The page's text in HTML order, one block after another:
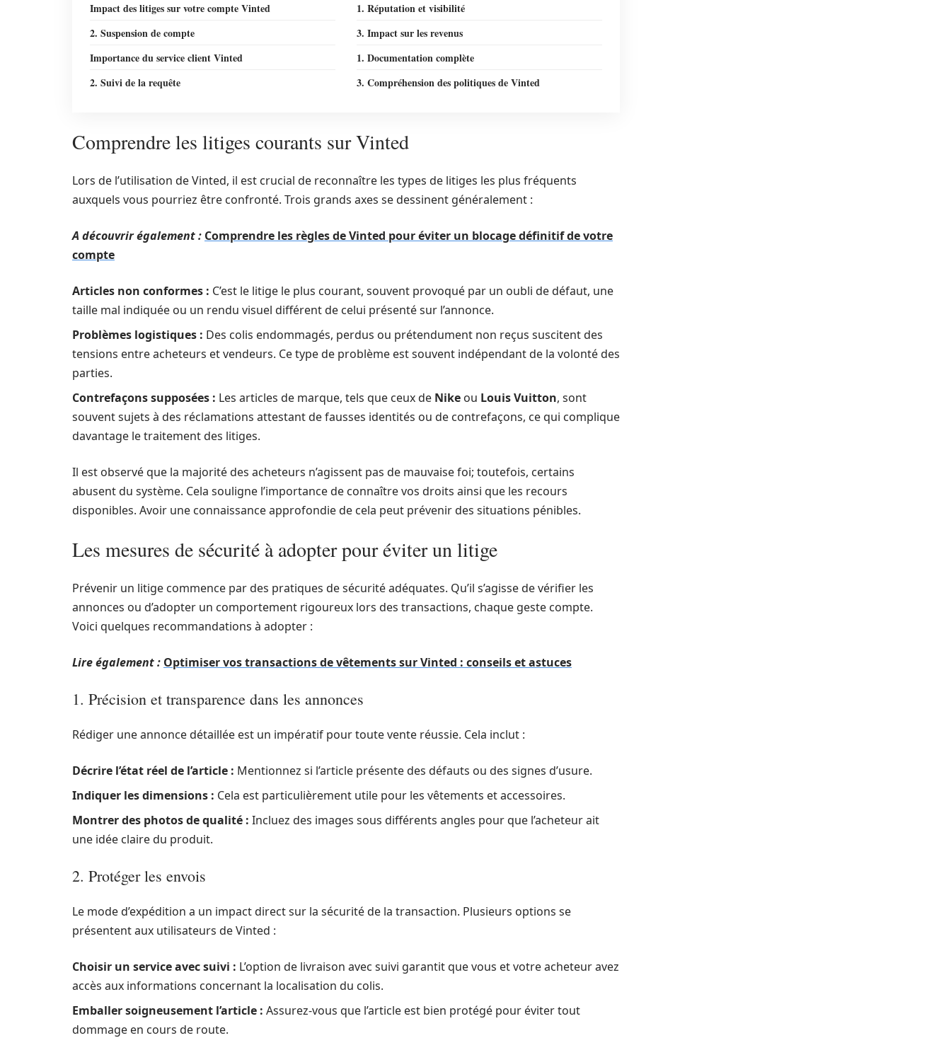
Impact des litiges sur votre compte Vinted
1. Réputation et visibilité
2. Suspension de compte
3. Impact sur les revenus
Importance du service client Vinted
1. Documentation complète
2. Suivi de la requête
3. Compréhension des politiques de Vinted
Comprendre les litiges courants sur Vinted
Lors de l’utilisation de Vinted, il est crucial de reconnaître les types de litiges les plus fréquents
auxquels vous pourriez être confronté. Trois grands axes se dessinent généralement :
A découvrir également : Comprendre les règles de Vinted pour éviter un blocage définitif de votre
compte
Articles non conformes : C’est le litige le plus courant, souvent provoqué par un oubli de défaut, une
taille mal indiquée ou un rendu visuel différent de celui présenté sur l’annonce.
Problèmes logistiques : Des colis endommagés, perdus ou prétendument non reçus suscitent des
tensions entre acheteurs et vendeurs. Ce type de problème est souvent indépendant de la volonté des
parties.
Contrefaçons supposées : Les articles de marque, tels que ceux de Nike ou Louis Vuitton, sont
souvent sujets à des réclamations attestant de fausses identités ou de contrefaçons, ce qui complique
davantage le traitement des litiges.
Il est observé que la majorité des acheteurs n’agissent pas de mauvaise foi; toutefois, certains
abusent du système. Cela souligne l’importance de connaître vos droits ainsi que les recours
disponibles. Avoir une connaissance approfondie de cela peut prévenir des situations pénibles.
Les mesures de sécurité à adopter pour éviter un litige
Prévenir un litige commence par des pratiques de sécurité adéquates. Qu’il s’agisse de vérifier les
annonces ou d’adopter un comportement rigoureux lors des transactions, chaque geste compte.
Voici quelques recommandations à adopter :
Lire également : Optimiser vos transactions de vêtements sur Vinted : conseils et astuces
1. Précision et transparence dans les annonces
Rédiger une annonce détaillée est un impératif pour toute vente réussie. Cela inclut :
Décrire l’état réel de l’article : Mentionnez si l’article présente des défauts ou des signes d’usure.
Indiquer les dimensions : Cela est particulièrement utile pour les vêtements et accessoires.
Montrer des photos de qualité : Incluez des images sous différents angles pour que l’acheteur ait
une idée claire du produit.
2. Protéger les envois
Le mode d’expédition a un impact direct sur la sécurité de la transaction. Plusieurs options se
présentent aux utilisateurs de Vinted :
Choisir un service avec suivi : L’option de livraison avec suivi garantit que vous et votre acheteur avez
accès aux informations concernant la localisation du colis.
Emballer soigneusement l’article : Assurez-vous que l’article est bien protégé pour éviter tout
dommage en cours de route.